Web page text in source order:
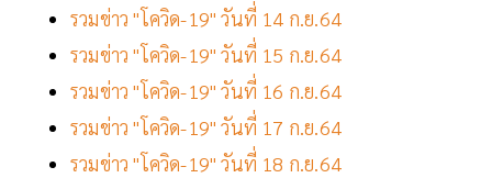
รวมข่าว "โควิด-19" วันที่ 14 ก.ย.64
รวมข่าว "โควิด-19" วันที่ 15 ก.ย.64
รวมข่าว "โควิด-19" วันที่ 16 ก.ย.64
รวมข่าว "โควิด-19" วันที่ 17 ก.ย.64
รวมข่าว "โควิด-19" วันที่ 18 ก.ย.64